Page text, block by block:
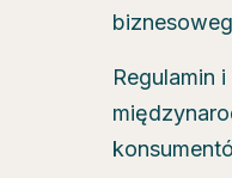
Regulamin